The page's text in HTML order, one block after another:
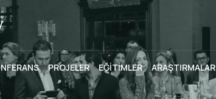
PROJELER EĞİTİMLER ARAŞTIRMALAR